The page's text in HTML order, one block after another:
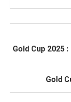
Gold Cup 2025
Gold